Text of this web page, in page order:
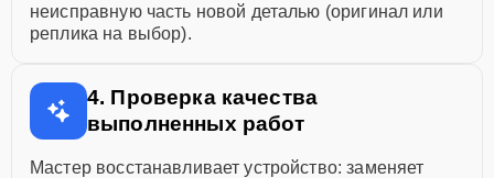
неисправную часть новой деталью (оригинал или
реплика на выбор).
4. Проверка качества
выполненных работ
Мастер восстанавливает устройство: заменяет